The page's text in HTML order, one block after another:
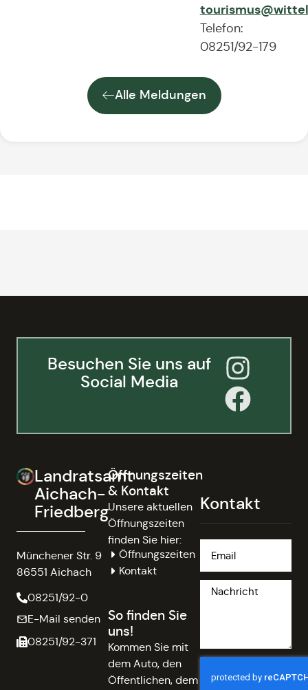
Telefon:
08251/92-179
Alle Meldungen
Besuchen Sie uns auf
Social Media
Landratsamt
Aichach-
Friedberg
Münchener Str. 9
86551 Aichach
08251/92-0
E-Mail senden
08251/92-371
Öffnungszeiten
& Kontakt
Unsere aktuellen
Öffnungszeiten
finden Sie hier:
Öffnungszeiten
Kontakt
So finden Sie
uns!
Kommen Sie mit
dem Auto, den
Öffentlichen, dem
Kontakt